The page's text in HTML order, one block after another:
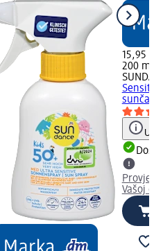
15,95 KM
200 ml
Sensitiv
Vašoj